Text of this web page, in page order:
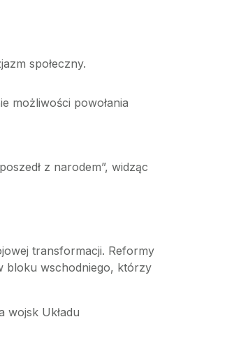
społeczny.
możliwości powołania
z narodem”, widząc
transformacji. Reformy
bloku wschodniego, którzy
wojsk Układu